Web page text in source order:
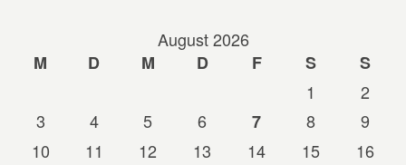
August 2026
M
D M D F S
S
1
2
3
4 5 6 7 8
9
10
11 12 13 14 15
16